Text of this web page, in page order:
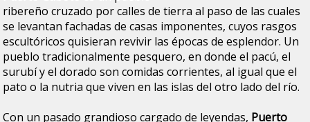
ribereño cruzado por calles de tierra al paso de las cuales
se levantan fachadas de casas imponentes, cuyos rasgos
escultóricos quisieran revivir las épocas de esplendor. Un
pueblo tradicionalmente pesquero, en donde el pacú, el
surubí y el dorado son comidas corrientes, al igual que el
pato o la nutria que viven en las islas del otro lado del río.
Con un pasado grandioso cargado de leyendas, Puerto